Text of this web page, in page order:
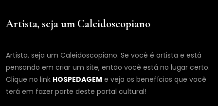
Artista, seja um Caleidoscopiano
Artista, seja um Caleidoscopiano. Se você é artista e está
pensando em criar um site, então você está no lugar certo.
Clique no link HOSPEDAGEM e veja os benefícios que você
terá em fazer parte deste portal cultural!